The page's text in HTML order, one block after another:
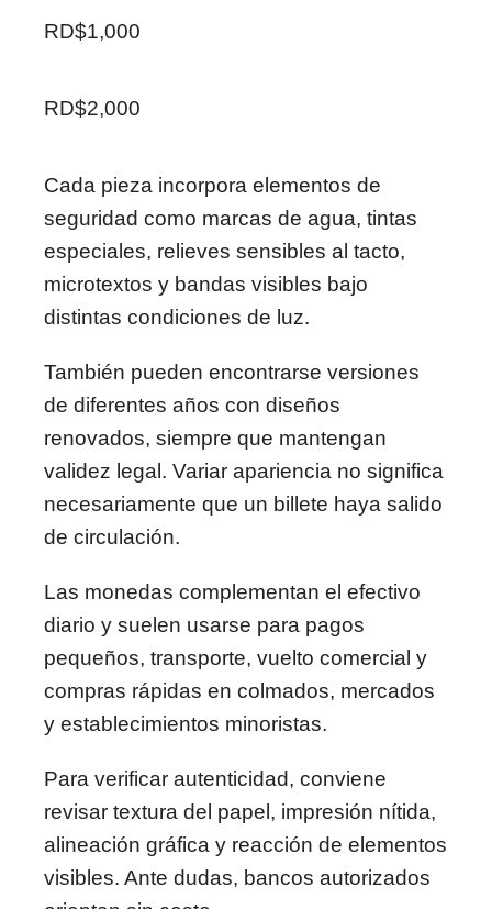
RD$1,000
RD$2,000
Cada pieza incorpora elementos de
seguridad como marcas de agua, tintas
especiales, relieves sensibles al tacto,
microtextos y bandas visibles bajo
distintas condiciones de luz.
También pueden encontrarse versiones
de diferentes años con diseños
renovados, siempre que mantengan
validez legal. Variar apariencia no significa
necesariamente que un billete haya salido
de circulación.
Las monedas complementan el efectivo
diario y suelen usarse para pagos
pequeños, transporte, vuelto comercial y
compras rápidas en colmados, mercados
y establecimientos minoristas.
Para verificar autenticidad, conviene
revisar textura del papel, impresión nítida,
alineación gráfica y reacción de elementos
visibles. Ante dudas, bancos autorizados